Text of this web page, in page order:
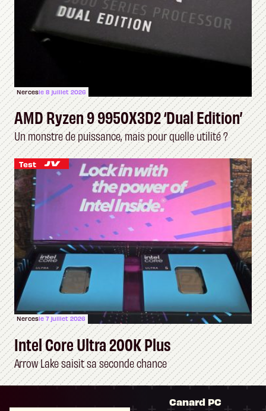
Nercesle 8 juillet 2026
AMD Ryzen 9 9950X3D2 ‘Dual Edition’
Un monstre de puissance, mais pour quelle utilité ?
Test
Nercesle 7 juillet 2026
Intel Core Ultra 200K Plus
Arrow Lake saisit sa seconde chance
Canard PC